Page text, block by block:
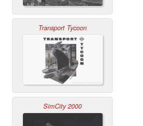
Transport Tycoon
SimCity 2000